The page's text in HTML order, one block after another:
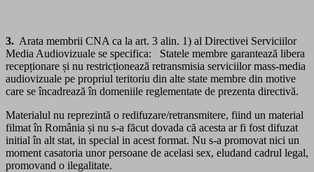
3. Arata membrii CNA ca la art. 3 alin. 1) al Directivei Serviciilor
Media Audiovizuale se specifica: Statele membre garantează libera
recepționare și nu restricționează retransmisia serviciilor mass-media
audiovizuale pe propriul teritoriu din alte state membre din motive
care se încadrează în domeniile reglementate de prezenta directivă.
Materialul nu reprezintă o redifuzare/retransmitere, fiind un material
filmat în România și nu s-a făcut dovada că acesta ar fi fost difuzat
initial în alt stat, in special in acest format. Nu s-a promovat nici un
moment casatoria unor persoane de acelasi sex, eludand cadrul legal,
promovand o ilegalitate.